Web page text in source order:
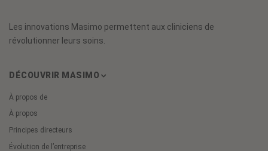
Les innovations Masimo permettent aux cliniciens de
révolutionner leurs soins.
DÉCOUVRIR MASIMO
À propos de
À propos
Principes directeurs
Évolution de l’entreprise